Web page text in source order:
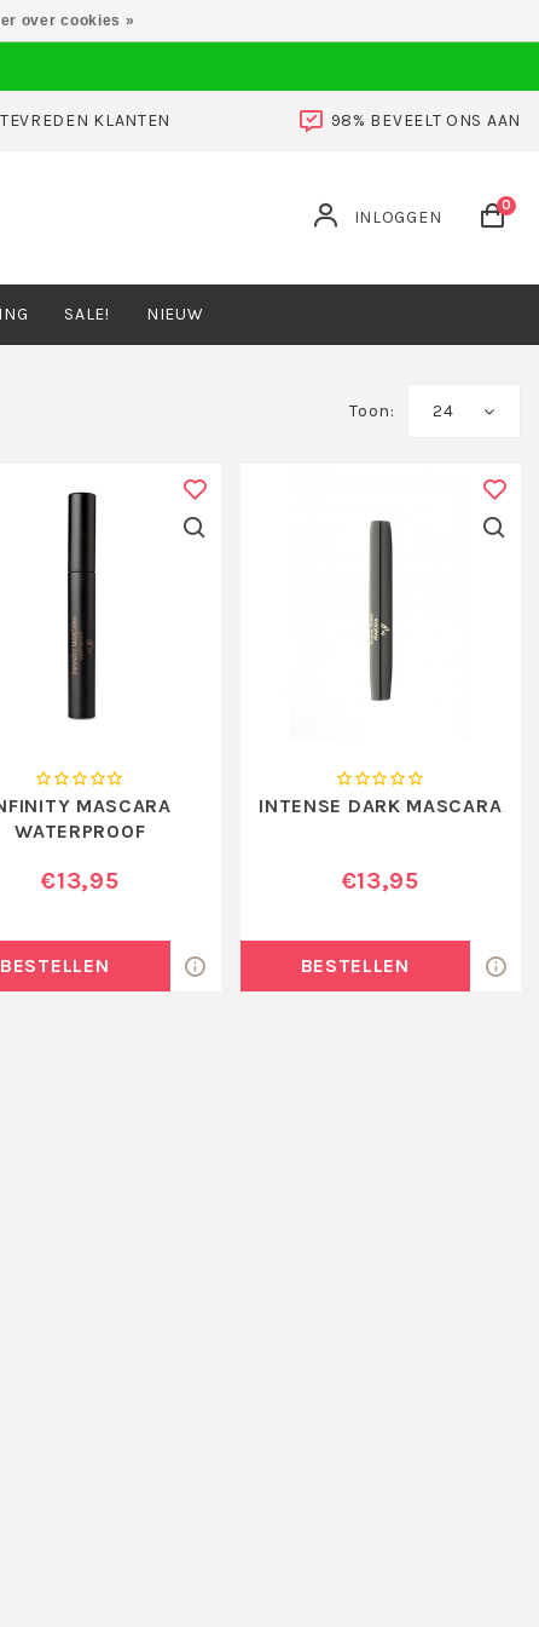
KLANTEN 98% BEVEELT ONS AAN
INLOGGEN
0
SALE! NIEUW
Toon: 24
MASCARA
WATERPROOF
€13,95
BESTELLEN
INTENSE DARK MASCARA
€13,95
BESTELLEN
over cookies »